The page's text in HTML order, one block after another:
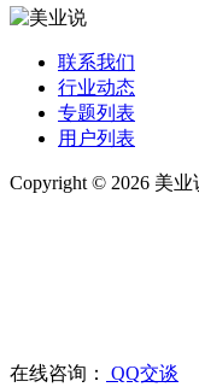
联系我们
行业动态
专题列表
用户列表
Copyright © 2026 美
在线咨询： QQ交谈